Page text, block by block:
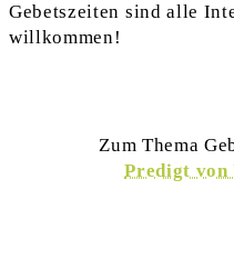
Gebetszeiten sind alle
willkommen!
Zum Thema
Predigt von